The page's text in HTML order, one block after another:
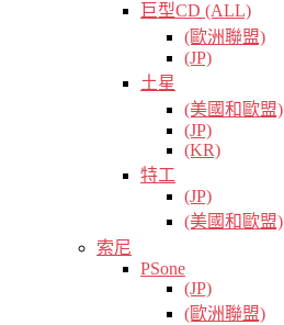
巨型CD (ALL)
(歐洲聯盟)
(JP)
土星
(美國和歐盟)
(JP)
(KR)
特工
(JP)
(美國和歐盟)
索尼
PSone
(JP)
(歐洲聯盟)